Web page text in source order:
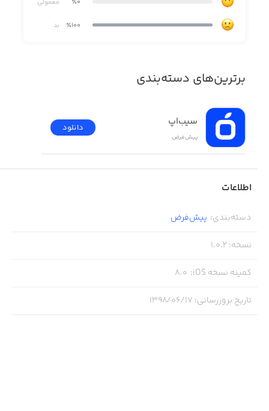
● POP
⁃ Improve eye appearance
⁃ Add contrast and detail to face
٪100 بد
برترین‌های دسته‌بندی
سیب‌اپ
پیش‌فرض
دانلود
اطلاعات
دسته‌بندی: پیش‌فرض
نسخه:
1.0.2
کمینه نسخه iOS :
8.0
تاریخ بروزرسانی: ۱۳۹۸/۰۶/۱۷